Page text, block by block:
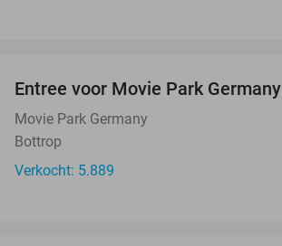
Entree voor Movie Park Germany
Movie Park Germany
Bottrop
Verkocht: 5.889